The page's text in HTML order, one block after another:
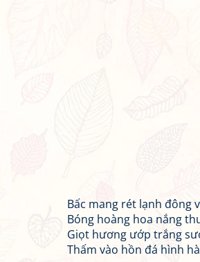
Bấc mang rét lạnh đông
Bóng hoàng hoa nắng
Giọt hương ướp trắng
Thấm vào hồn đá hình